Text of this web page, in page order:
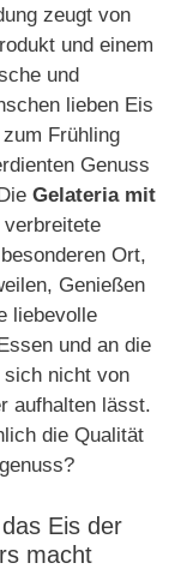
zeugt von
und einem
und
lieben Eis
Frühling
Genuss
Gelateria mit
Ort,
Genießen
liebevolle
und an die
sich nicht von
aufhalten lässt.
die Qualität
Eis der
macht